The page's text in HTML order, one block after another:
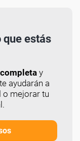
que estás
y
ayudarán a
o mejorar tu